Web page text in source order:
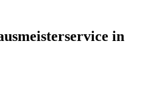
in